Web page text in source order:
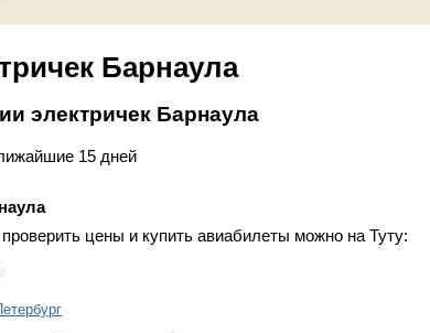
Барнаула
электричек Барнаула
15 дней
цены и купить авиабилеты можно на Туту: